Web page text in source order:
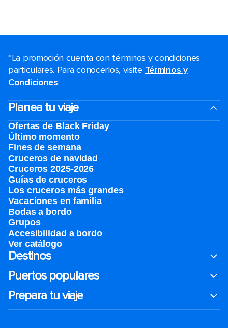
*La promoción cuenta con términos y condiciones
particulares. Para conocerlos, visite Términos y
Condiciones.
Planea tu viaje
Ofertas de Black Friday
Último momento
Fines de semana
Cruceros de navidad
Cruceros 2025-2026
Guías de cruceros
Los cruceros más grandes
Vacaciones en familia
Bodas a bordo
Grupos
Accesibilidad a bordo
Ver catálogo
Destinos
Puertos populares
Prepara tu viaje